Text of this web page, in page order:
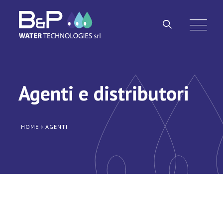
Agenti e distributori
HOME AGENTI